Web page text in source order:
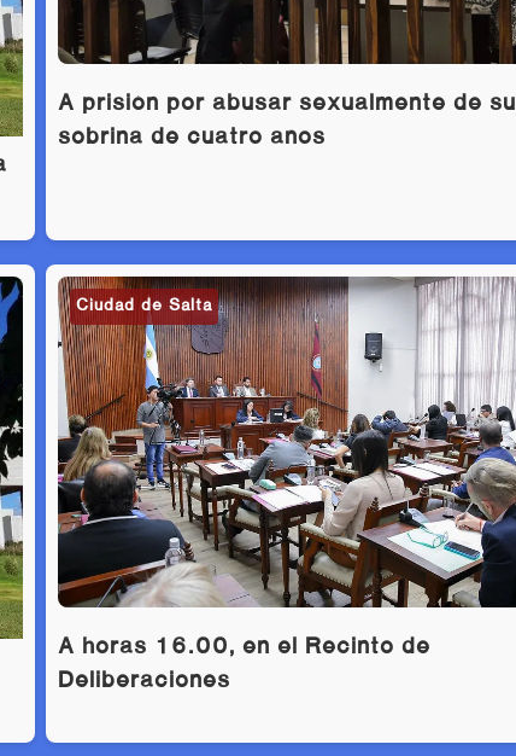
A prisión por abusar sexualmente de su
sobrina de cuatro años
Ciudad de Salta
A horas 16.00, en el Recinto de
Deliberaciones